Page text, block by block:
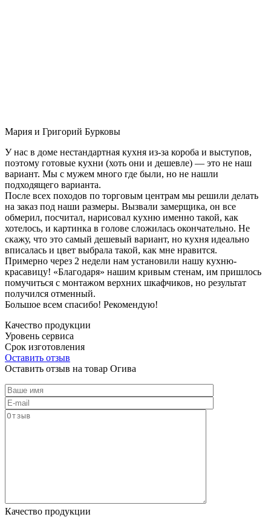
Мария и Григорий Бурковы
У нас в доме нестандартная кухня из-за короба и выступов,
поэтому готовые кухни (хоть они и дешевле) — это не наш
вариант. Мы с мужем много где были, но не нашли
подходящего варианта.
После всех походов по торговым центрам мы решили делать
на заказ под наши размеры. Вызвали замерщика, он все
обмерил, посчитал, нарисовал кухню именно такой, как
хотелось, и картинка в голове сложилась окончательно. Не
скажу, что это самый дешевый вариант, но кухня идеально
вписалась и цвет выбрала такой, как мне нравится.
Примерно через 2 недели нам установили нашу кухню-
красавицу! «Благодаря» нашим кривым стенам, им пришлось
помучиться с монтажом верхних шкафчиков, но результат
получился отменный.
Большое всем спасибо! Рекомендую!
Качество продукции
Уровень сервиса
Срок изготовления
Оставить отзыв
Оставить отзыв на товар Огива
Качество продукции